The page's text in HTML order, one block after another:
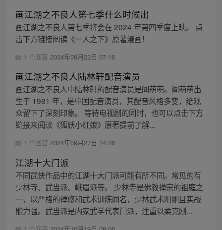
画江湖之不良人第七季什么时候出
画江湖之不良人第七季将会在 2024 年第四季度上映。 点
击下方链接阅读《一人之下》原著漫画！
1 个回答 2024年09月22日 07:16
画江湖之不良人陆林轩配音演员
画江湖之不良人中陆林轩的配音演员是阎萌萌。阎萌萌出
生于 1981 年，是中国配音演员，其配音风格多变，给观
众留下了深刻印象。 等待电视剧的同时，也可以点击下方
链接来阅读《狐妖小红娘》原著提前了解...
1 个回答 2024年09月27日 14:26
江湖十大门派
不同武侠作品中的江湖十大门派可能有所不同。常见的有
少林寺、武当派、峨眉派等。 少林寺是佛教禅宗的祖庭之
一，以严格的禅修和武术训练闻名，少林武术阳刚且实战
能力强。武当派是内家武学代表门派，注重以柔克刚...